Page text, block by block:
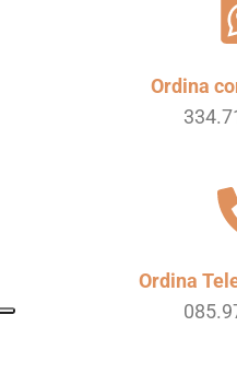
Ordina
Ordina